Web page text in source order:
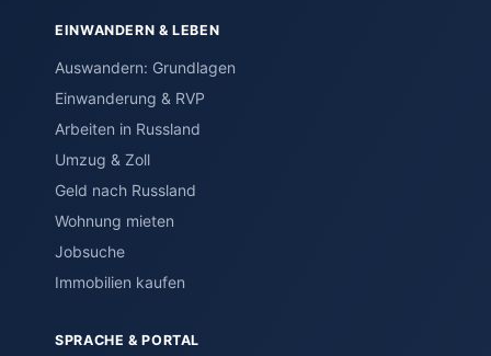
EINWANDERN & LEBEN
Auswandern: Grundlagen
Einwanderung & RVP
Arbeiten in Russland
Umzug & Zoll
Geld nach Russland
Wohnung mieten
Jobsuche
Immobilien kaufen
SPRACHE & PORTAL